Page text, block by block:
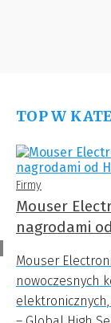
TOP W
Firmy
Mouser
nagrodami
Mouser
nowoczesnych
elektronicznych,